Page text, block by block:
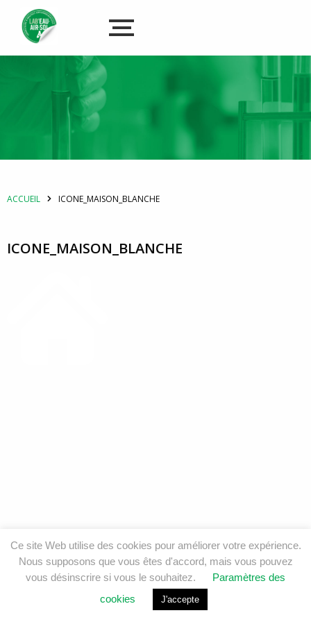
ACCUEIL ICONE_MAISON_BLANCHE
ICONE_MAISON_BLANCHE
Ce site Web utilise des cookies pour améliorer votre expérience.
Nous supposons que vous êtes d'accord, mais vous pouvez
vous désinscrire si vous le souhaitez.
Paramètres des
cookies
J'accepte